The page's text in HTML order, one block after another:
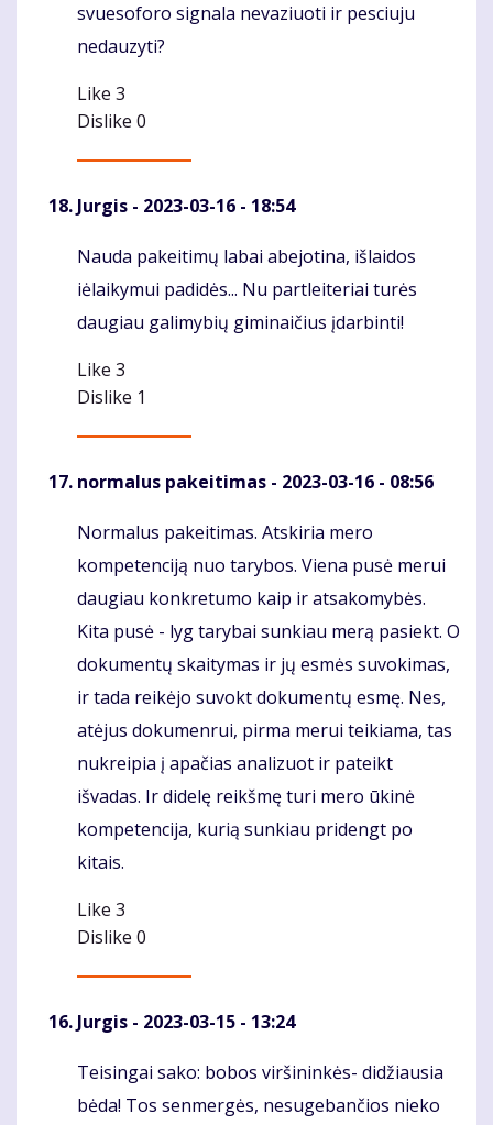
svuesoforo signala nevaziuoti ir pesciuju
nedauzyti?
Like 3
Dislike 0
Jurgis - 2023-03-16 - 18:54
Komentaras
Nauda pakeitimų labai abejotina, išlaidos
iėlaikymui padidės... Nu partleiteriai turės
daugiau galimybių giminaičius įdarbinti!
Like 3
Dislike 1
normalus pakeitimas - 2023-03-16 - 08:56
Komentaras
Normalus pakeitimas. Atskiria mero
kompetenciją nuo tarybos. Viena pusė merui
daugiau konkretumo kaip ir atsakomybės.
Kita pusė - lyg tarybai sunkiau merą pasiekt. O
dokumentų skaitymas ir jų esmės suvokimas,
ir tada reikėjo suvokt dokumentų esmę. Nes,
atėjus dokumenrui, pirma merui teikiama, tas
nukreipia į apačias analizuot ir pateikt
išvadas. Ir didelę reikšmę turi mero ūkinė
kompetencija, kurią sunkiau pridengt po
kitais.
Like 3
Dislike 0
Jurgis - 2023-03-15 - 13:24
Komentaras
Teisingai sako: bobos viršininkės- didžiausia
bėda! Tos senmergės, nesugebančios nieko